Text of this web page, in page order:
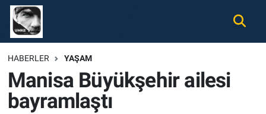
HABERLER YAŞAM
Manisa Büyükşehir ailesi
bayramlaştı
Gündem
Ekonomi
Spor
Nöbetçi Eczaneler
Hava Durumu
Namaz Vakitleri